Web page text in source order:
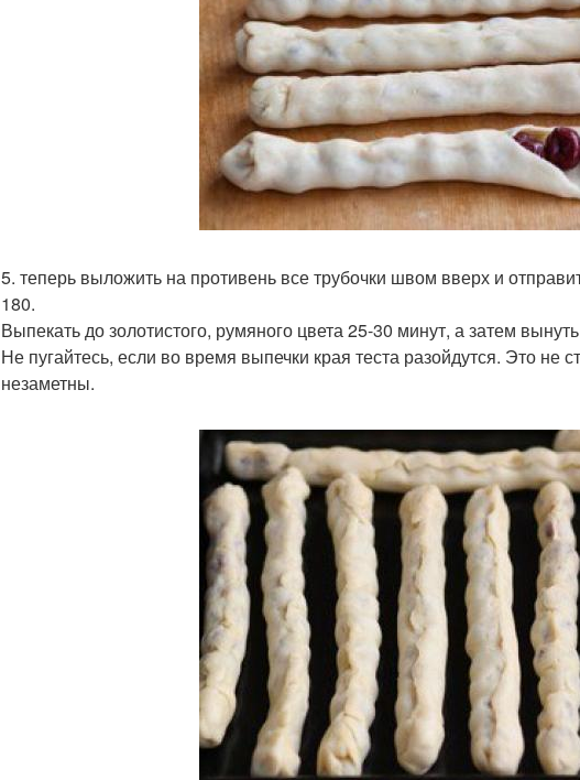
5. теперь выложить на противень все трубочки швом вверх и
180.
Выпекать до золотистого, румяного цвета 25-30 минут, а затем вынуть
Не пугайтесь, если во время выпечки края теста разойдутся. Это не
незаметны.